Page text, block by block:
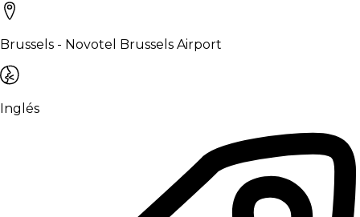
Brussels - Novotel Brussels Airport
Inglés